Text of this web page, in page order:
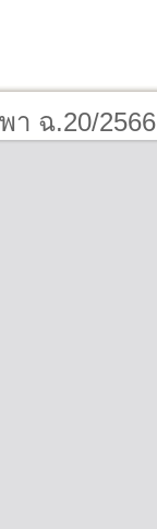
า ฉ.20/2566